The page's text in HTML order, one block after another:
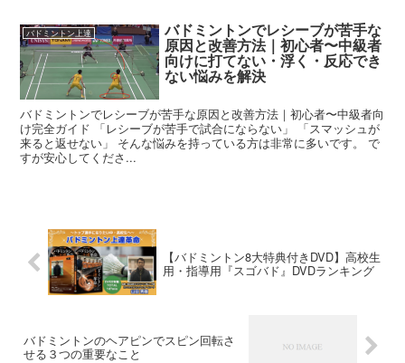
バドミントン上達 バドミントンでレシーブが苦手な
原因と改善方法｜初心者〜中級者
向けに打てない・浮く・反応でき
ない悩みを解決
バドミントンでレシーブが苦手な原因と改善方法｜初心者〜中級者向
け完全ガイド 「レシーブが苦手で試合にならない」 「スマッシュが
来ると返せない」 そんな悩みを持っている方は非常に多いです。 で
すが安心してくださ...
【バドミントン8大特典付きDVD】高校生
用・指導用『スゴバド』DVDランキング
バドミントンのヘアピンでスピン回転さ
せる３つの重要なこと